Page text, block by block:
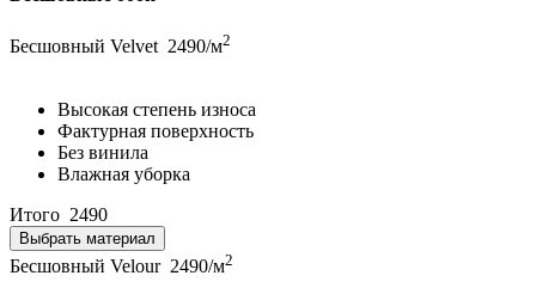
Бесшовный Velvet 2490/м2
Высокая степень износа
Фактурная поверхность
Без винила
Влажная уборка
Итого 2490
Выбрать материал
Бесшовный Velour 2490/м2